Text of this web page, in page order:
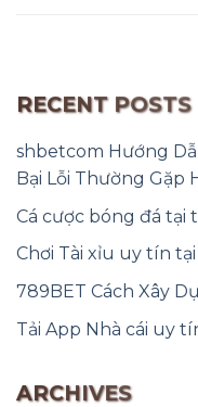
RECENT POSTS
shbetcom Hướng
Bại Lỗi Thường Gặp
Cá cược bóng đá tại
Chơi Tài xỉu uy tín
789BET Cách Xây
Tải App Nhà cái uy
ARCHIVES